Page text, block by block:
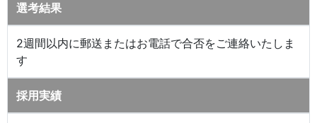
選考結果
2週間以内に郵送またはお電話で合否をご連絡いたしま
す
採用実績